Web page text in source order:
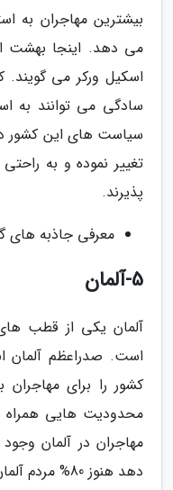
بیشترین مهاجران به
می دهد. اینجا بهشت
اسکیل ورکر می
سادگی می توانند به
سیاست های این کشور در
تغییر نموده و به
پذیرند.
معرفی جاذبه های
5-آلمان
آلمان یکی از قطب
است. صدراعظم آلمان
کشور را برای مهاجران
محدودیت هایی
مهاجران در آلمان
دهد هنوز 80% مردم آلمان از مهاجران استقبال می نمایند.